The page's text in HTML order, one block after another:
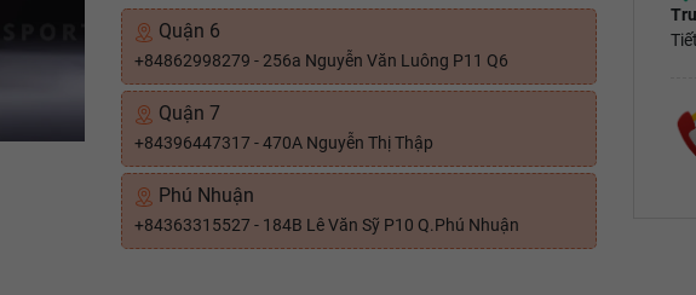
Quận 6
+84862998279 - 256a Nguyễn Văn Luông P11 Q6
Quận 7
+84396447317 - 470A Nguyễn Thị Thập
Phú Nhuận
+84363315527 - 184B Lê Văn Sỹ P10 Q.Phú Nhuận